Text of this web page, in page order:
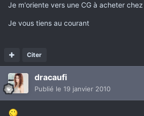
Je m'oriente vers une CG à acheter
Je vous tiens au courant
Citer
dracaufi
Publié le 19 janvier 2010